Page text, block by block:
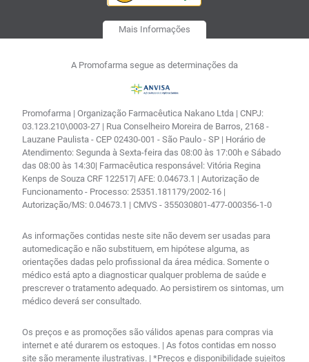
Mais Informações
A Promofarma segue as determinações da
Promofarma | Organização Farmacêutica Nakano Ltda | CNPJ:
03.123.210\0003-27 | Rua Conselheiro Moreira de Barros, 2168 -
Lauzane Paulista - CEP 02430-001 - São Paulo - SP | Horário de
Atendimento: Segunda à Sexta-feira das 08:00 às 17:00h e Sábado
das 08:00 às 14:30| Farmacêutica responsável: Vitória Regina
Kenps de Souza CRF 122517| AFE: 0.04673.1 | Autorização de
Funcionamento - Processo: 25351.181179/2002-16 |
Autorização/MS: 0.04673.1 | CMVS - 355030801-477-000356-1-0
As informações contidas neste site não devem ser usadas para
automedicação e não substituem, em hipótese alguma, as
orientações dadas pelo profissional da área médica. Somente o
médico está apto a diagnosticar qualquer problema de saúde e
prescrever o tratamento adequado. Ao persistirem os sintomas, um
médico deverá ser consultado.
Os preços e as promoções são válidos apenas para compras via
internet e até durarem os estoques. | As fotos contidas em nosso
site são meramente ilustrativas. | *Preços e disponibilidade sujeitos